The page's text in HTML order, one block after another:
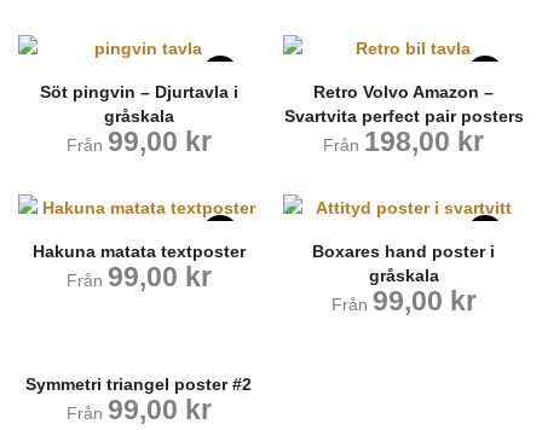
Söt pingvin – Djurtavla i
gråskala
Från 99,00 kr
Retro Volvo Amazon –
Svartvita perfect pair posters
Från 198,00 kr
Hakuna matata textposter
Från 99,00 kr
Boxares hand poster i
gråskala
Från 99,00 kr
Symmetri triangel poster #2
Från 99,00 kr